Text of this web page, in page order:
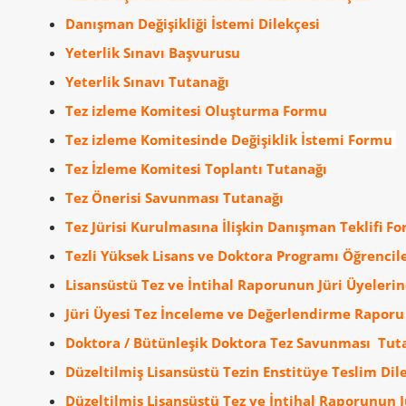
Danışman Değişikliği İstemi Dilekçesi
Yeterlik Sınavı Başvurusu
Yeterlik Sınavı Tutanağı
Tez izleme Komitesi Oluşturma Formu
Tez izleme Komitesinde Değişiklik İstemi Formu
Tez İzleme Komitesi Toplantı Tutanağı
Tez Önerisi Savunması Tutanağı
Tez Jürisi Kurulmasına İlişkin Danışman Teklifi
Tezli Yüksek Lisans ve Doktora Programı
Lisansüstü Tez ve İntihal Raporunun Jüri
Jüri Üyesi Tez İnceleme ve Değerlendirme Raporu
Doktora / Bütünleşik Doktora Tez Savunması
Düzeltilmiş Lisansüstü Tezin Enstitüye Teslim
Düzeltilmiş Lisansüstü Tez ve İntihal Raporunun